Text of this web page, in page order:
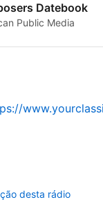
Datebook
Public Media
desta rádio